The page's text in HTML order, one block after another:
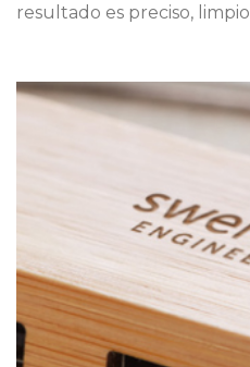
resultado es preciso,